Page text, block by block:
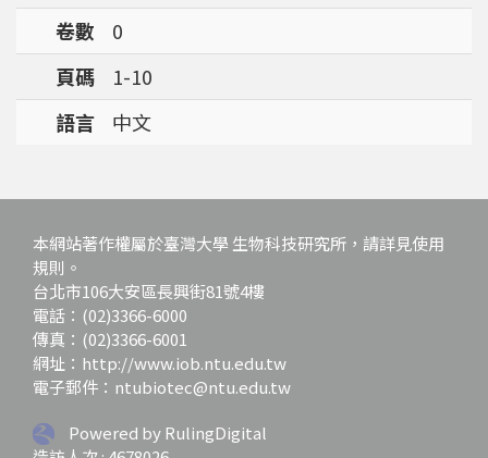
卷數
0
頁碼
1-10
語言
中文
本網站著作權屬於臺灣大學 生物科技研究所，請詳見使用
規則。
台北市106大安區長興街81號4樓
電話：(02)3366-6000
傳真：(02)3366-6001
網址：http://www.iob.ntu.edu.tw
電子郵件：ntubiotec@ntu.edu.tw
Powered by RulingDigital